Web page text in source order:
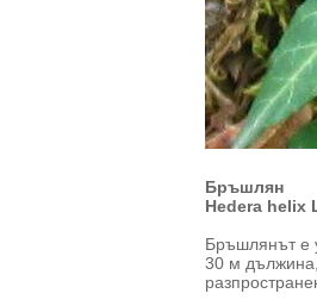
Бръшлян
Hedera helix
Бръшлянът е
30 м